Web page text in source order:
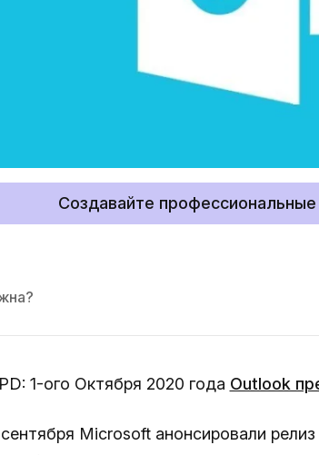
Создавайте
1-ого Октября 2020 года Outlook
Microsoft анонсировали